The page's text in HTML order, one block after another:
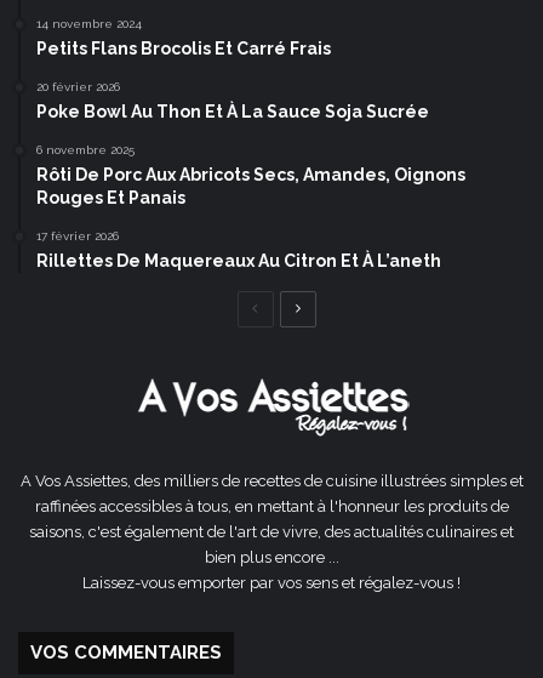
14 novembre 2024
Petits Flans Brocolis Et Carré Frais
20 février 2026
Poke Bowl Au Thon Et À La Sauce Soja Sucrée
6 novembre 2025
Rôti De Porc Aux Abricots Secs, Amandes, Oignons
Rouges Et Panais
17 février 2026
Rillettes De Maquereaux Au Citron Et À L’aneth
Page
A Vos Assiettes, des milliers de recettes de cuisine illustrées simples et
raffinées accessibles à tous, en mettant à l'honneur les produits de
saisons, c'est également de l'art de vivre, des actualités culinaires et
bien plus encore ...
Laissez-vous emporter par vos sens et régalez-vous !
VOS COMMENTAIRES